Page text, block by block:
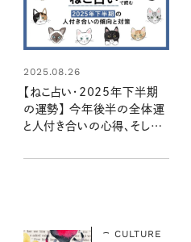
2025.08.26
【ねこ占い・2025年下半期
の運勢】 今年後半の全体運
と人付き合いの心得、そして
CULTURE